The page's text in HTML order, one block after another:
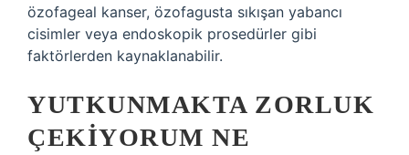
özofageal kanser, özofagusta sıkışan yabancı
cisimler veya endoskopik prosedürler gibi
faktörlerden kaynaklanabilir.
YUTKUNMAKTA ZORLUK
ÇEKIYORUM NE